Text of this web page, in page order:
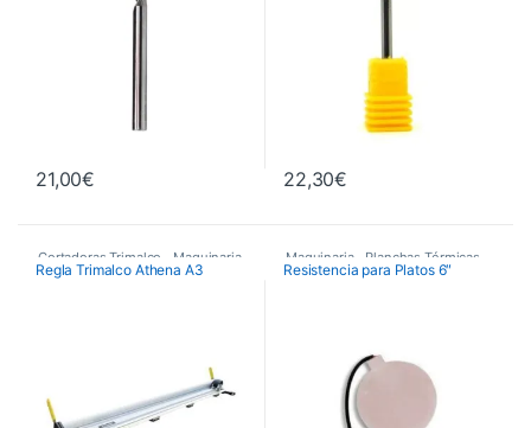
21,00€ 22,30€
Cortadoras Trimalco Maquinaria
Regla Trimalco Athena A3
Maquinaria Planchas Térmicas
Resistencia para Platos 6″